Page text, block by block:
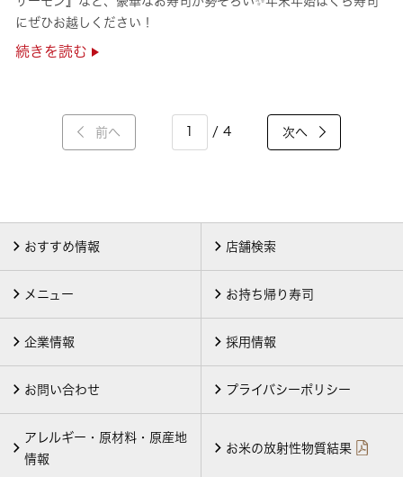
にぜひお越しください！
続きを読む
前へ / 4 次へ
おすすめ情報 店舗検索
メニュー お持ち帰り寿司
企業情報 採用情報
お問い合わせ プライバシーポリシー
アレルギー・原材料・原産地
情報
お米の放射性物質結果